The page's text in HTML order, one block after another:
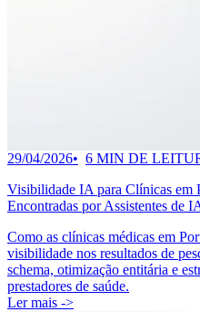
29/04/2026 6 MIN DE
Visibilidade IA para Clínicas em
Encontradas por Assistentes de
Como as clínicas médicas em
visibilidade nos resultados de
schema, otimização entitária e
prestadores de saúde.
Ler mais ->